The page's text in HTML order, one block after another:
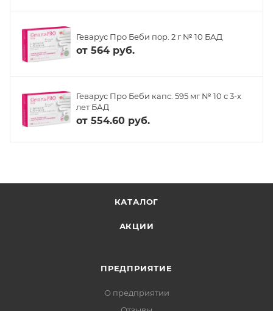
Геварус Про Беби пор. 2 г № 10 БАД
от 564 руб.
Геварус Про Беби капс. 595 мг № 10 с 3-х
лет БАД
от 554.60 руб.
КАТАЛОГ
АКЦИИ
ПРЕДПРИЯТИЕ
О предприятии